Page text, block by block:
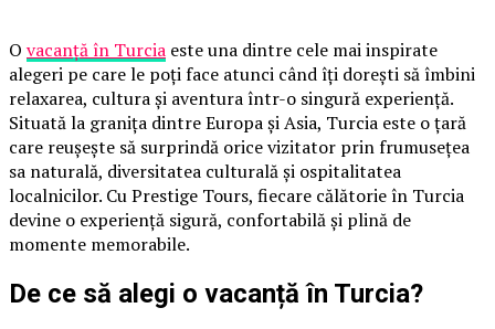
O vacanță în Turcia este una dintre cele mai inspirate
alegeri pe care le poți face atunci când îți dorești să îmbini
relaxarea, cultura și aventura într-o singură experiență.
Situată la granița dintre Europa și Asia, Turcia este o țară
care reușește să surprindă orice vizitator prin frumusețea
sa naturală, diversitatea culturală și ospitalitatea
localnicilor. Cu Prestige Tours, fiecare călătorie în Turcia
devine o experiență sigură, confortabilă și plină de
momente memorabile.
De ce să alegi o vacanță în Turcia?